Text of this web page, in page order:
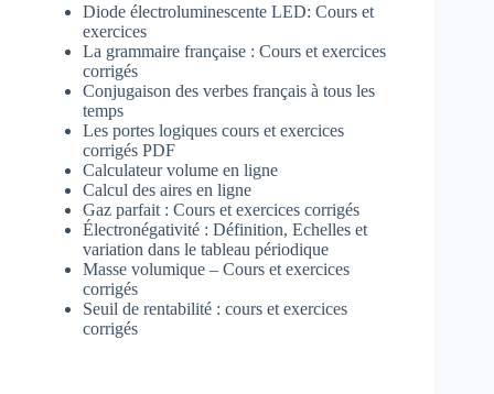
Diode électroluminescente LED: Cours et
exercices
La grammaire française : Cours et exercices
corrigés
Conjugaison des verbes français à tous les
temps
Les portes logiques cours et exercices
corrigés PDF
Calculateur volume en ligne
Calcul des aires en ligne
Gaz parfait : Cours et exercices corrigés
Électronégativité : Définition, Echelles et
variation dans le tableau périodique
Masse volumique – Cours et exercices
corrigés
Seuil de rentabilité : cours et exercices
corrigés